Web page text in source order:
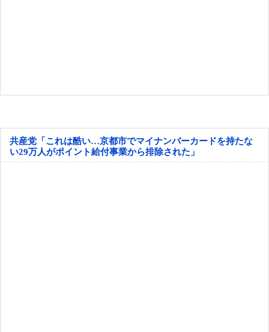
共産党「これは酷い…京都市でマイナンバーカードを持たな
い29万人がポイント給付事業から排除された」